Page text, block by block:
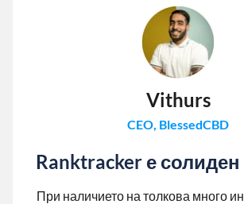
Vithurs
CEO, BlessedCBD
Ranktracker е
При наличието на толкова много